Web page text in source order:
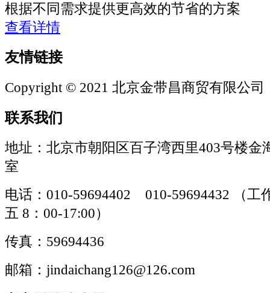
根据不同需求提供更高效的节省的方案
查看详情
友情链接
Copyright © 2021 北京金带昌商贸有限公司
联系我们
地址：北京市朝阳区百子湾西里403号楼金
室
电话：010-59694402 010-59694432 （工
五 8：00-17:00）
传真：59694436
邮箱：jindaichang126@126.com